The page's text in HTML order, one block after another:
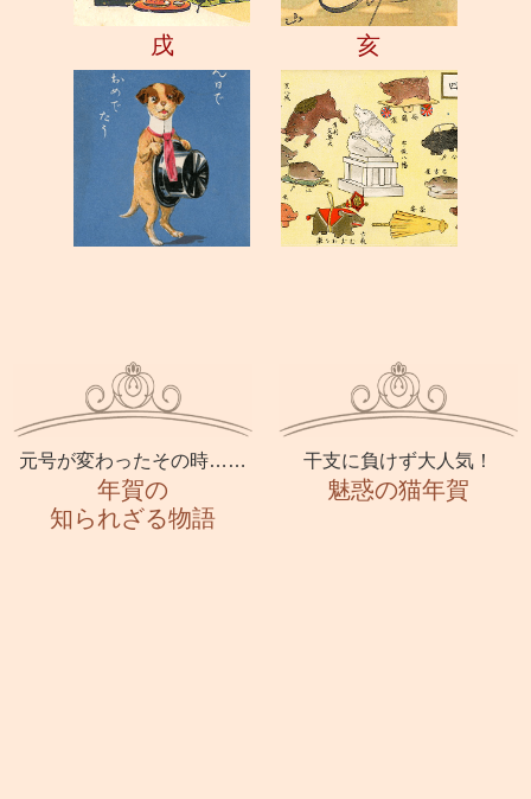
戌 亥
元号が変わったその時……
年賀の
知られざる物語
干支に負けず大人気！
魅惑の猫年賀